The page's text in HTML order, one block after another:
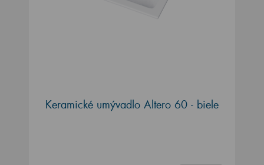
Keramické umývadlo Altero 60 - biele